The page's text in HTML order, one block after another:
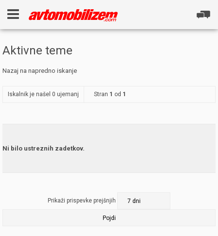
Aktivne teme
Nazaj na napredno iskanje
Iskalnik je našel 0 ujemanj Stran 1 od 1
Ni bilo ustreznih zadetkov.
Prikaži prispevke prejšnjih